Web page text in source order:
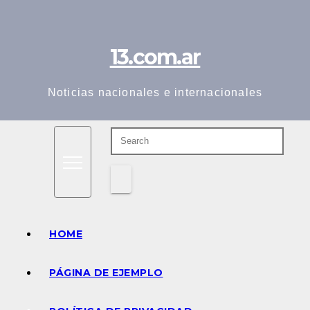
13.com.ar
Noticias nacionales e internacionales
HOME
PÁGINA DE EJEMPLO